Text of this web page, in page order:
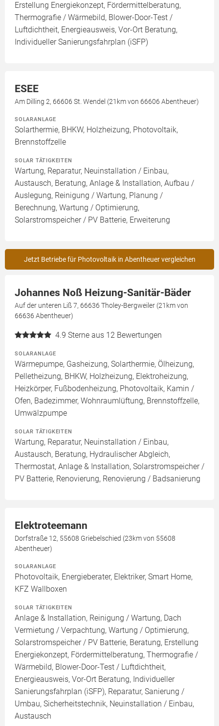
Erstellung Energiekonzept, Fördermittelberatung,
Thermografie / Wärmebild, Blower-Door-Test /
Luftdichtheit, Energieausweis, Vor-Ort Beratung,
Individueller Sanierungsfahrplan (iSFP)
ESEE
Am Dilling 2, 66606 St. Wendel (21km von 66606 Abentheuer)
SOLARANLAGE
Solarthermie, BHKW, Holzheizung, Photovoltaik,
Brennstoffzelle
SOLAR TÄTIGKEITEN
Wartung, Reparatur, Neuinstallation / Einbau,
Austausch, Beratung, Anlage & Installation, Aufbau /
Auslegung, Reinigung / Wartung, Planung /
Berechnung, Wartung / Optimierung,
Solarstromspeicher / PV Batterie, Erweiterung
Jetzt Betriebe für Photovoltaik in Abentheuer vergleichen
Johannes Noß Heizung-Sanitär-Bäder
Auf der unteren Liß 7, 66636 Tholey-Bergweiler (21km von
66636 Abentheuer)
4.9 Sterne aus 12 Bewertungen
SOLARANLAGE
Wärmepumpe, Gasheizung, Solarthermie, Ölheizung,
Pelletheizung, BHKW, Holzheizung, Elektroheizung,
Heizkörper, Fußbodenheizung, Photovoltaik, Kamin /
Ofen, Badezimmer, Wohnraumlüftung, Brennstoffzelle,
Umwälzpumpe
SOLAR TÄTIGKEITEN
Wartung, Reparatur, Neuinstallation / Einbau,
Austausch, Beratung, Hydraulischer Abgleich,
Thermostat, Anlage & Installation, Solarstromspeicher /
PV Batterie, Renovierung, Renovierung / Badsanierung
Elektroteemann
Dorfstraße 12, 55608 Griebelschied (23km von 55608
Abentheuer)
SOLARANLAGE
Photovoltaik, Energieberater, Elektriker, Smart Home,
KFZ Wallboxen
SOLAR TÄTIGKEITEN
Anlage & Installation, Reinigung / Wartung, Dach
Vermietung / Verpachtung, Wartung / Optimierung,
Solarstromspeicher / PV Batterie, Beratung, Erstellung
Energiekonzept, Fördermittelberatung, Thermografie /
Wärmebild, Blower-Door-Test / Luftdichtheit,
Energieausweis, Vor-Ort Beratung, Individueller
Sanierungsfahrplan (iSFP), Reparatur, Sanierung /
Umbau, Sicherheitstechnik, Neuinstallation / Einbau,
Austausch